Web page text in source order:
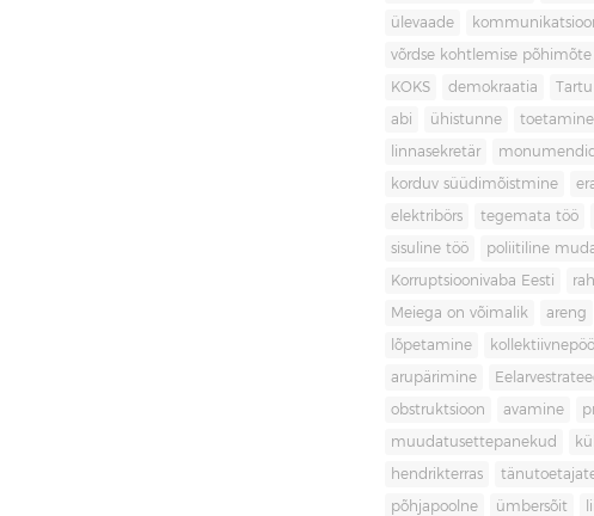
ülevaade
võrdse kohtlemise põhimõte
KOKS demokraatia
abi ühistunne toetamine
linnasekretär monumendid
korduv süüdimõistmine
elektribörs tegemata töö
sisuline töö poliitiline
Korruptsioonivaba Eesti
Meiega on võimalik areng
lõpetamine
arupärimine
obstruktsioon avamine
muudatusettepanekud
hendrikterras
põhjapoolne ümbersõit